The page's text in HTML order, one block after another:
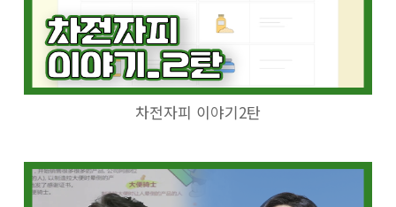
차전자피 이야기2탄